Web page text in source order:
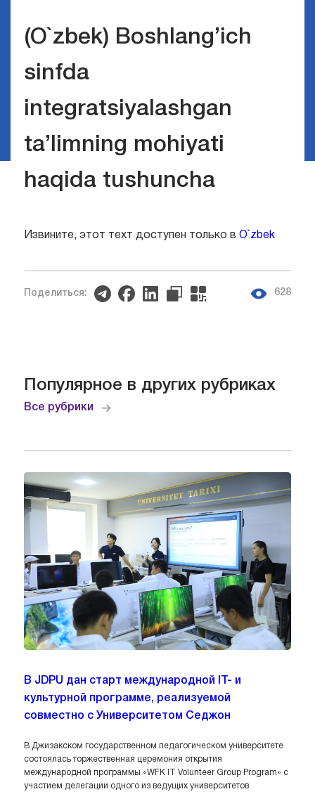
(O`zbek) Boshlang’ich
sinfda
integratsiyalashgan
ta’limning mohiyati
haqida tushuncha
Извините, этот техт доступен только в O`zbek
Поделиться: 628
Популярное в других рубриках
Все рубрики
В JDPU дан старт международной IT- и
культурной программе, реализуемой
совместно с Университетом Седжон
В Джизакском государственном педагогическом университете
состоялась торжественная церемония открытия
международной программы «WFK IT Volunteer Group Program» с
участием делегации одного из ведущих университетов